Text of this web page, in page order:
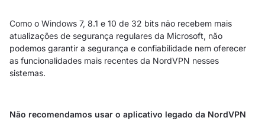
Como o Windows 7, 8.1 e 10 de 32 bits não recebem mais
atualizações de segurança regulares da Microsoft, não
podemos garantir a segurança e confiabilidade nem oferecer
as funcionalidades mais recentes da NordVPN nesses
sistemas.
Não recomendamos usar o aplicativo legado da NordVPN